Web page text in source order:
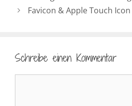
Favicon & Apple Touch Icon
Schreibe einen Kommentar